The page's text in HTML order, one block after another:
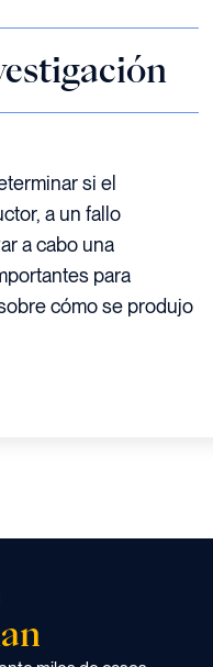
si el
a un fallo
a cabo una
para
cómo se produjo